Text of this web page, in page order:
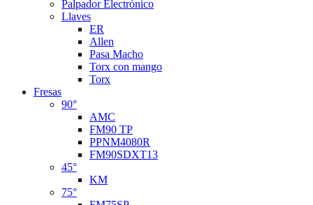
Palpador Electrónico
Llaves
ER
Allen
Pasa Macho
Torx con mango
Torx
Fresas
90°
AMC
FM90 TP
PPNM4080R
FM90SDXT13
45°
KM
75°